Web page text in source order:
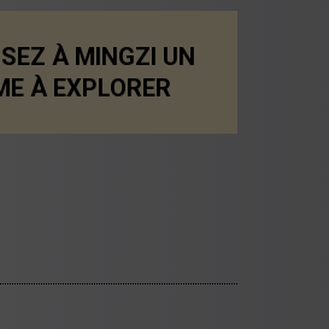
À MINGZI UN
À EXPLORER